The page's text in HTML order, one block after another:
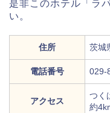
是非このホテル「ラ
い。
住所 茨城
電話番号 029-
アクセス
つく
約